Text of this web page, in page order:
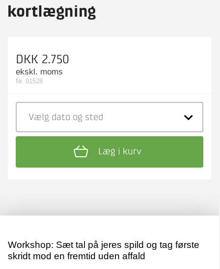
kortlægning
DKK 2.750
ekskl. moms
Nr. 91528
Vælg dato og sted
Læg i kurv
Workshop: Sæt tal på jeres spild og tag første
skridt mod en fremtid uden affald